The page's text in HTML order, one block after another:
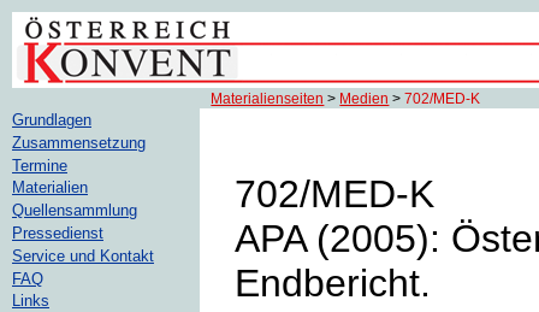
Materialienseiten > Medien >702/MED-K
702/MED-K
APA (2005):
Endbericht.
Grundlagen
Zusammensetzung
Termine
Materialien
Quellensammlung
Pressedienst
Service und Kontakt
FAQ
Links